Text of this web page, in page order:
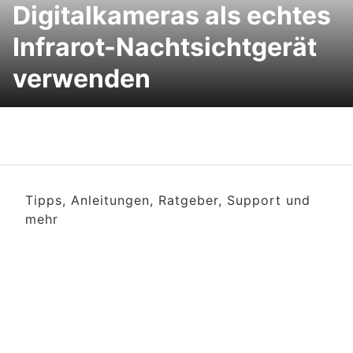
Digitalkameras als echtes
Infrarot-Nachtsichtgerät
verwenden
Tipps, Anleitungen, Ratgeber, Support und
mehr